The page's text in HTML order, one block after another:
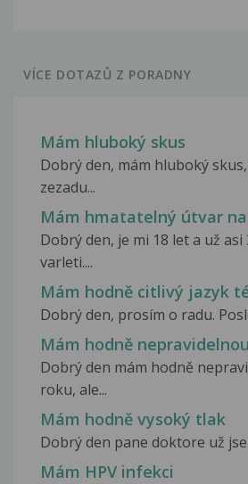
VÍCE DOTAZŮ Z PORADNY
Mám hluboký skus
Dobrý den, mám hluboký
zezadu...
Mám hmatatelný útvar
Dobrý den, je mi 18 let a už
varleti....
Mám hodně citlivý jazyk
Dobrý den, prosím o radu.
Mám hodně
Dobrý den mám hodně
roku, ale...
Mám hodně vysoký tlak
Dobrý den pane doktore už
Mám HPV infekci